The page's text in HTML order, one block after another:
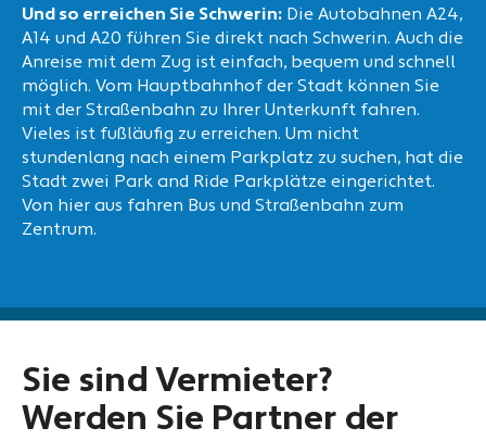
Und so erreichen Sie Schwerin: Die Autobahnen A24,
A14 und A20 führen Sie direkt nach Schwerin. Auch die
Anreise mit dem Zug ist einfach, bequem und schnell
möglich. Vom Hauptbahnhof der Stadt können Sie
mit der Straßenbahn zu Ihrer Unterkunft fahren.
Vieles ist fußläufig zu erreichen. Um nicht
stundenlang nach einem Parkplatz zu suchen, hat die
Stadt zwei Park and Ride Parkplätze eingerichtet.
Von hier aus fahren Bus und Straßenbahn zum
Zentrum.
Sie sind Vermieter?
Werden Sie Partner der